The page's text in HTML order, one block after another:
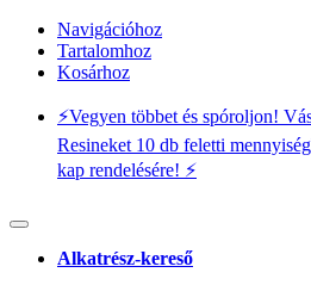
Navigációhoz
Tartalomhoz
Kosárhoz
⚡️Vegyen többet és spóroljon!
Resineket 10 db feletti
kap rendelésére! ⚡️
Alkatrész-kereső